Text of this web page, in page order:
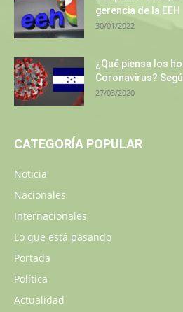
gerencia de la EEH
30/01/2022
¿Qué piensa los
Coronavirus?
27/03/2020
CATEGORÍA POPULAR
Noticia
Nacionales
Internacionales
Lo que está pasando
Portada
Política
Actualidad